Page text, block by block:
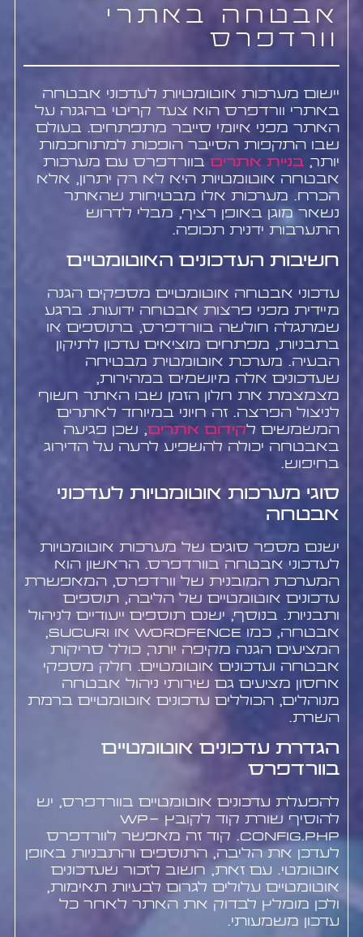
אבטחה באתרי
וורדפרס
יישום מערכות אוטומטיות לעדכוני אבטחה
באתרי וורדפרס הוא צעד קריטי בהגנה על
האתר מפני איומי סייבר מתפתחים. בעולם
שבו התקפות הסייבר הופכות למתוחכמות
יותר, בניית אתריםבוורדפרס עם מערכות
אבטחה אוטומטיות היא לא רק יתרון, אלא
הכרח. מערכות אלו מבטיחות שהאתר
נשאר מוגן באופן רציף, מבלי לדרוש
התערבות ידנית תכופה.
חשיבות העדכונים האוטומטיים
עדכוני אבטחה אוטומטיים מספקים הגנה
מיידית מפני פרצות אבטחה ידועות. ברגע
שמתגלה חולשה בוורדפרס, בתוספים או
בתבניות, מפתחים מוציאים עדכון לתיקון
הבעיה. מערכת אוטומטית מבטיחה
שעדכונים אלה מיושמים במהירות,
מצמצמת את חלון הזמן שבו האתר חשוף
לניצול הפרצה. זה חיוני במיוחד לאתרים
המשמשים לקידום אתרים, שכן פגיעה
באבטחה יכולה להשפיע לרעה על הדירוג
בחיפוש.
סוגי מערכות אוטומטיות לעדכוני
אבטחה
ישנם מספר סוגים של מערכות אוטומטיות
לעדכוני אבטחה בוורדפרס. הראשון הוא
המערכת המובנית של וורדפרס, המאפשרת
עדכונים אוטומטיים של הליבה, תוספים
ותבניות. בנוסף, ישנם תוספים ייעודיים לניהול
אבטחה, כמו Wordfence או Sucuri,
המציעים הגנה מקיפה יותר, כולל סריקות
אבטחה ועדכונים אוטומטיים. חלק מספקי
אחסון מציעים גם שירותי ניהול אבטחה
מנוהלים, הכוללים עדכונים אוטומטיים ברמת
השרת.
הגדרת עדכונים אוטומטיים
בוורדפרס
להפעלת עדכונים אוטומטיים בוורדפרס, יש
להוסיף שורת קוד לקובץ wp-
config.php. קוד זה מאפשר לוורדפרס
לעדכן את הליבה, התוספים והתבניות באופן
אוטומטי. עם זאת, חשוב לזכור שעדכונים
אוטומטיים עלולים לגרום לבעיות תאימות,
ולכן מומלץ לבדוק את האתר לאחר כל
עדכון משמעותי.